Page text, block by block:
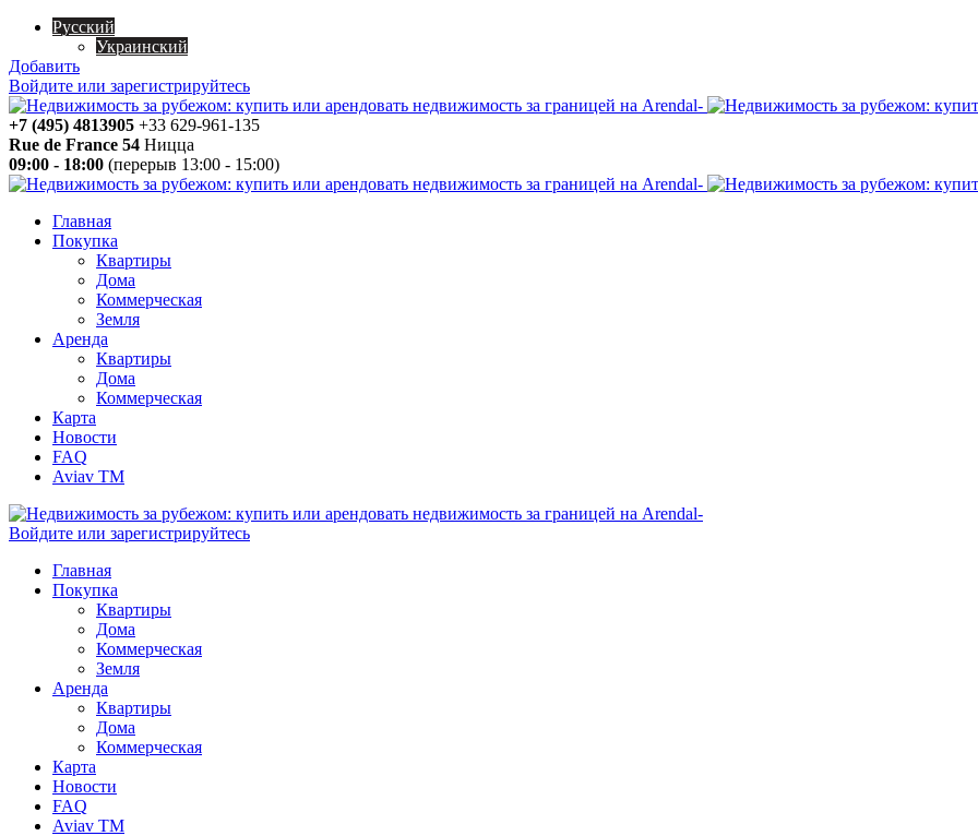
Русский
Украинский
Добавить
Войдите или зарегистрируйтесь
+7 (495) 4813905 +33 629-961-135
Rue de France 54 Ницца
09:00 - 18:00 (перерыв 13:00 - 15:00)
Главная
Покупка
Квартиры
Дома
Коммерческая
Земля
Аренда
Квартиры
Дома
Коммерческая
Карта
Новости
FAQ
Aviav TM
Войдите или зарегистрируйтесь
Главная
Покупка
Квартиры
Дома
Коммерческая
Земля
Аренда
Квартиры
Дома
Коммерческая
Карта
Новости
FAQ
Aviav TM